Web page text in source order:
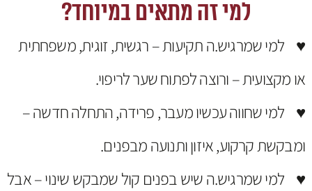
למי זה מתאים במיוחד?
♥ למי שמרגיש.ה תקיעות – רגשית, זוגית, משפחתית
או מקצועית – ורוצה לפתוח שער לריפוי.
♥ למי שחווה עכשיו מעבר, פרידה, התחלה חדשה –
ומבקשת קרקוע, איזון ותנועה מבפנים.
♥ למי שמרגיש.ה שיש בפנים קול שמבקש שינוי – אבל